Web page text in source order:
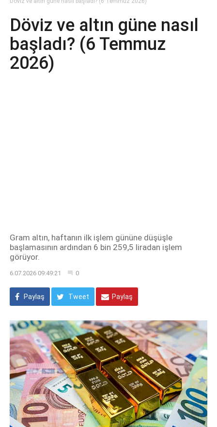
Döviz ve altın güne nasıl
başladı? (6 Temmuz
2026)
Gram altın, haftanın ilk işlem gününe düşüşle
başlamasının ardından 6 bin 259,5 liradan işlem
görüyor.
6.07.2026 09:49:21 0
Paylaş Tweet Paylaş